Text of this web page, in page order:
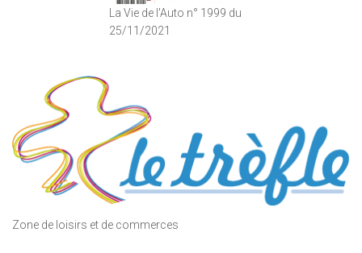
La Vie de l'Auto n° 1999 du
25/11/2021
Zone de loisirs et de commerces